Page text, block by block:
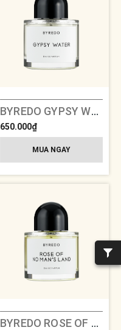
BYREDO GYPSY WATER
650.000₫
MUA NGAY
BYREDO ROSE OF NO MAN’S LAND